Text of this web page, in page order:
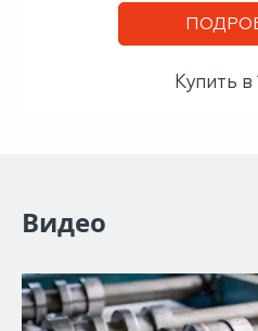
Купить в
Видео